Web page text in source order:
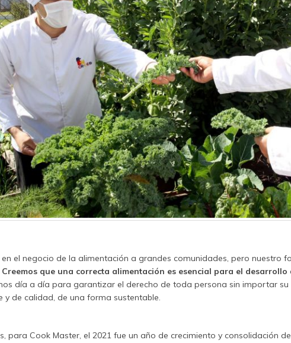
el negocio de la alimentación a grandes comunidades, pero nuestro
Creemos que una correcta alimentación es esencial para el desarrollo
día a día para garantizar el derecho de toda persona sin importar su
y de calidad, de una forma sustentable.
para Cook Master, el 2021 fue un año de crecimiento y consolidación